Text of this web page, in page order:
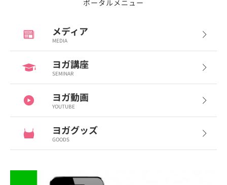
ポータルメニュー
メディア
MEDIA
ヨガ講座
SEMINAR
ヨガ動画
YOUTUBE
ヨガグッズ
GOODS